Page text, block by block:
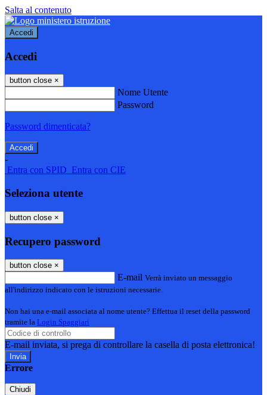
Salta al contenuto
Accedi
Accedi
button close ×
Nome Utente
Password
Password dimenticata?
-
Entra con SPID Entra con CIE
Seleziona utente
button close ×
Recupero password
button close ×
E-mail Verrà inviato un messaggio
all'indirizzo indicato con le istruzioni necessarie.
Non hai una e-mail associata al nome utente? Effettua il reset della password
tramite la Login Spaggiari
E-mail inviata, si prega di controllare la casella di posta elettronica!
Errore
Chiudi